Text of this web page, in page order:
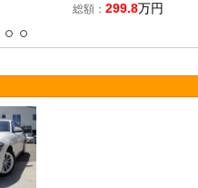
総額： 299.8万円